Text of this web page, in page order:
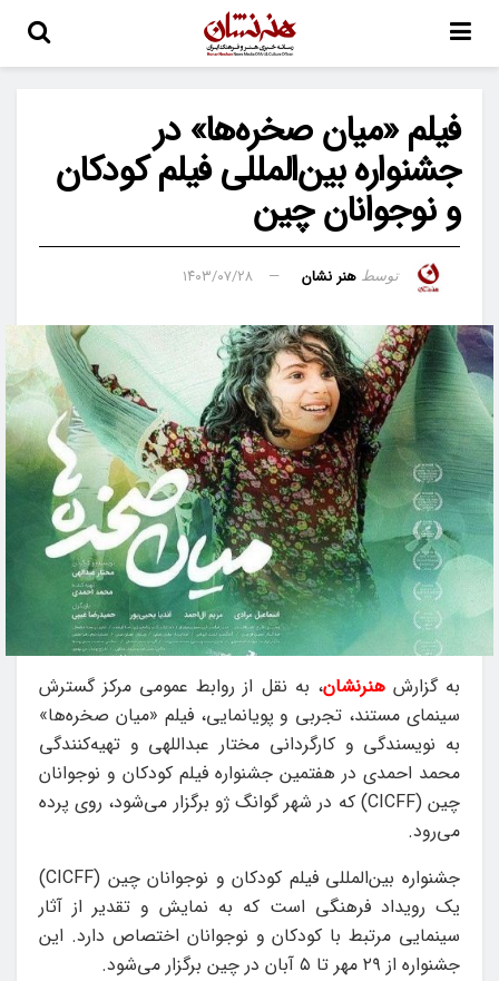
فیلم «میان صخره‌ها» در
جشنواره بین‌المللی فیلم کودکان
و نوجوانان چین
توسط هنر نشان ۱۴۰۳/۰۷/۲۸
به گزارشهنرنشان، به نقل از روابط عمومی مرکز گسترش
سینمای مستند، تجربی و پویانمایی، فیلم «میان صخره‌ها»
به نویسندگی و کارگردانی مختار عبداللهی و تهیه‌کنندگی
محمد احمدی در هفتمین جشنواره فیلم کودکان و نوجوانان
چین (CICFF) که در شهر گوانگ ژو برگزار می‌شود، روی پرده
می‌رود.
جشنواره بین‌المللی فیلم کودکان و نوجوانان چین (CICFF)
یک رویداد فرهنگی است که به نمایش و تقدیر از آثار
سینمایی مرتبط با کودکان و نوجوانان اختصاص دارد. این
جشنواره از ۲۹ مهر تا ۵ آبان در چین برگزار می‌شود.